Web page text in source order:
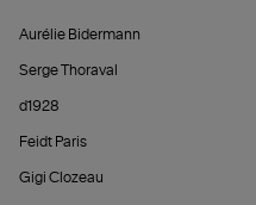
Aurélie Bidermann
Serge Thoraval
d1928
Feidt Paris
Gigi Clozeau